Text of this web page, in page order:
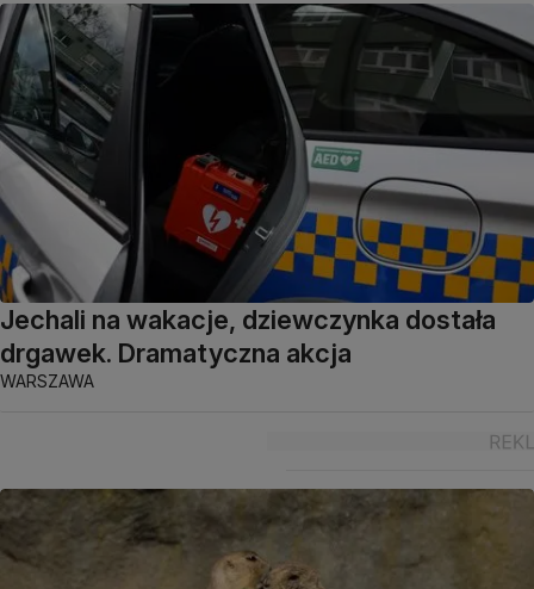
Jechali na wakacje, dziewczynka dostała
drgawek. Dramatyczna akcja
WARSZAWA